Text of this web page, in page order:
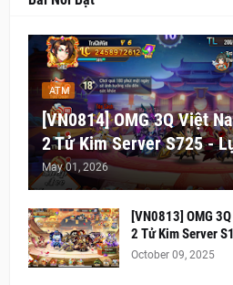
ATM
[VN0814] OMG 3Q Việt
2 Tử Kim Server S725 -
May 01, 2026
[VN0813] OMG
2 Tử Kim Server
October 09, 2025